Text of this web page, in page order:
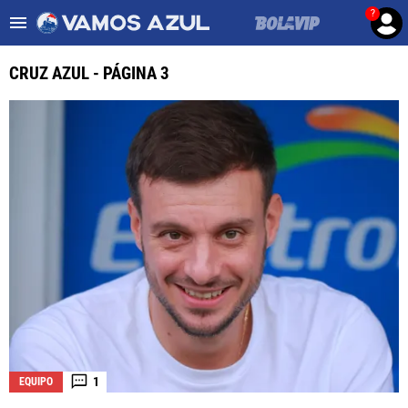
?
Noticias Cruz Azul HOY
ULTIMAS NOTICIAS
FUERZAS BÁSICAS
MERCADO DE FICHAJES
OPINIÓN
CRUZ AZUL - PÁGINA 3
EQUIPO 1